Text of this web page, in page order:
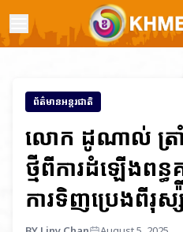
ព័ត៌មានអន្តរជាតិ
លោក ដូណាល់ ត្រាំ
ថ្មីពីការដំឡើងព
ការទិញប្រេងពីរុស្